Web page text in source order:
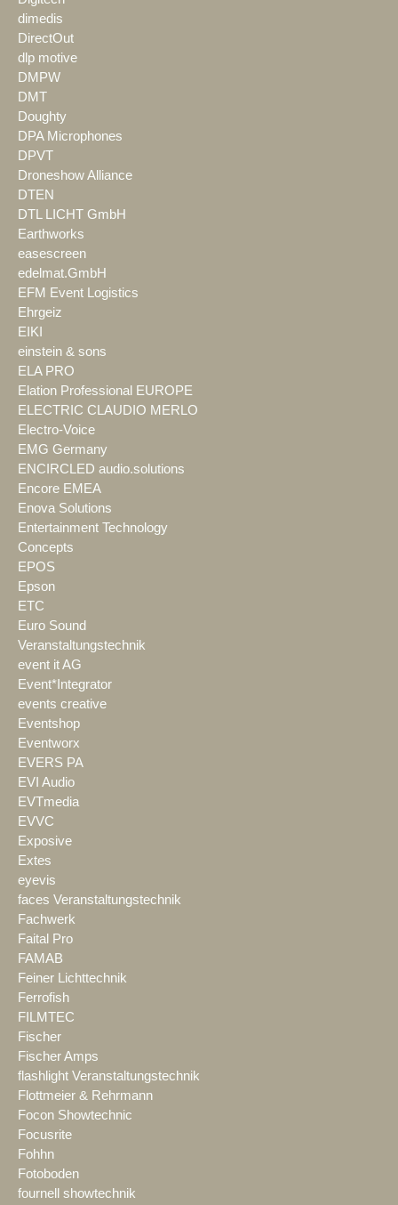
dimedis
DirectOut
dlp motive
DMPW
DMT
Doughty
DPA Microphones
DPVT
Droneshow Alliance
DTEN
DTL LICHT GmbH
Earthworks
easescreen
edelmat.GmbH
EFM Event Logistics
Ehrgeiz
EIKI
einstein & sons
ELA PRO
Elation Professional EUROPE
ELECTRIC CLAUDIO MERLO
Electro-Voice
EMG Germany
ENCIRCLED audio.solutions
Encore EMEA
Enova Solutions
Entertainment Technology
Concepts
EPOS
Epson
ETC
Euro Sound
Veranstaltungstechnik
event it AG
Event*Integrator
events creative
Eventshop
Eventworx
EVERS PA
EVI Audio
EVTmedia
EVVC
Exposive
Extes
eyevis
faces Veranstaltungstechnik
Fachwerk
Faital Pro
FAMAB
Feiner Lichttechnik
Ferrofish
FILMTEC
Fischer
Fischer Amps
flashlight Veranstaltungstechnik
Flottmeier & Rehrmann
Focon Showtechnic
Focusrite
Fohhn
Fotoboden
fournell showtechnik